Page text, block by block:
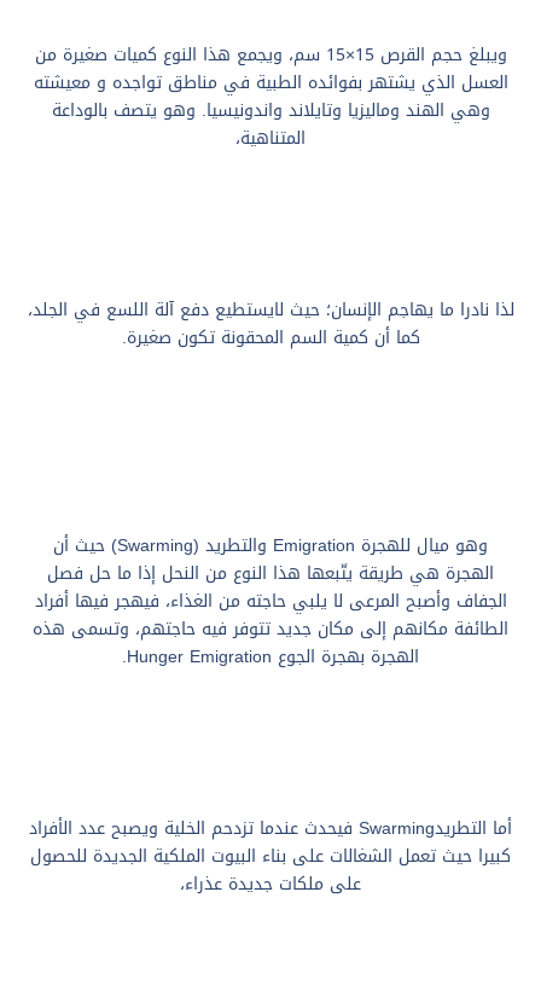
ويبلغ حجم القرص 15×15 سم، ويجمع هذا النوع كميات صغيرة من
العسل الذي يشتهر بفوائده الطبية في مناطق تواجده و معيشته
وهي الهند وماليزيا وتايلاند واندونيسيا. وهو يتصف بالوداعة
المتناهية،
لذا نادرا ما يهاجم الإنسان؛ حيث لايستطيع دفع آلة اللسع في الجلد،
كما أن كمية السم المحقونة تكون صغيرة.
وهو ميال للهجرة Emigration والتطريد (Swarming) حيث أن
الهجرة هي طريقة يتّبعها هذا النوع من النحل إذا ما حل فصل
الجفاف وأصبح المرعى لا يلبي حاجته من الغذاء، فيهجر فيها أفراد
الطائفة مكانهم إلى مكان جديد تتوفر فيه حاجتهم، وتسمى هذه
الهجرة بهجرة الجوع Hunger Emigration.
أما التطريدSwarming فيحدث عندما تزدحم الخلية ويصبح عدد الأفراد
كبيرا حيث تعمل الشغالات على بناء البيوت الملكية الجديدة للحصول
على ملكات جديدة عذراء،